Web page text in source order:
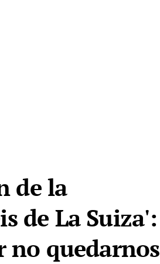
de la
de La Suiza':
no quedarnos